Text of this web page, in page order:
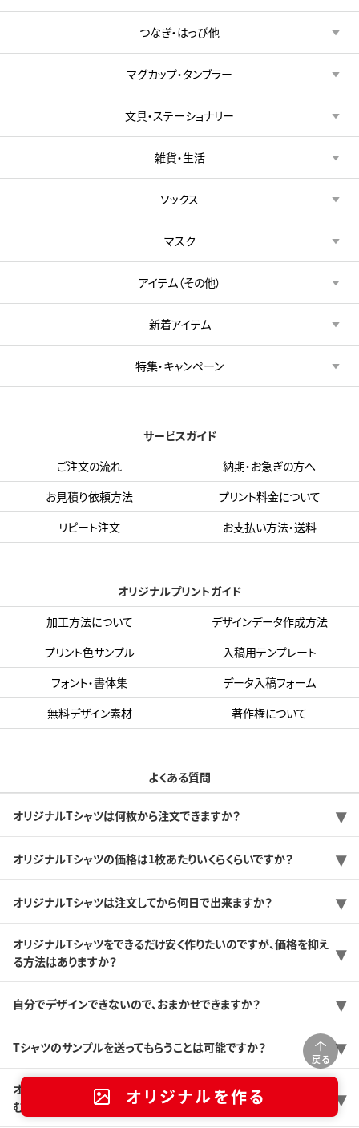
戻る
オリジナルを作る
つなぎ・はっぴ他
マグカップ・タンブラー
文具・ステーショナリー
雑貨・生活
ソックス
マスク
アイテム（その他）
新着アイテム
特集・キャンペーン
サービスガイド
ご注文の流れ
納期・お急ぎの方へ
お見積り依頼方法
プリント料金について
リピート注文
お支払い方法・送料
オリジナルプリントガイド
加工方法について
デザインデータ作成方法
プリント色サンプル
入稿用テンプレート
フォント・書体集
データ入稿フォーム
無料デザイン素材
著作権について
よくある質問
オリジナルTシャツは何枚から注文できますか？
オリジナルTシャツの価格は1枚あたりいくらくらいですか？
オリジナルTシャツは注文してから何日で出来ますか？
オリジナルTシャツをできるだけ安く作りたいのですが、価格を抑え
る方法はありますか？
自分でデザインできないので、おまかせできますか？
Tシャツのサンプルを送ってもらうことは可能ですか？
オリジナルTシャツを初めて作るんですけど、どんな感じで注文が進
むのですか？